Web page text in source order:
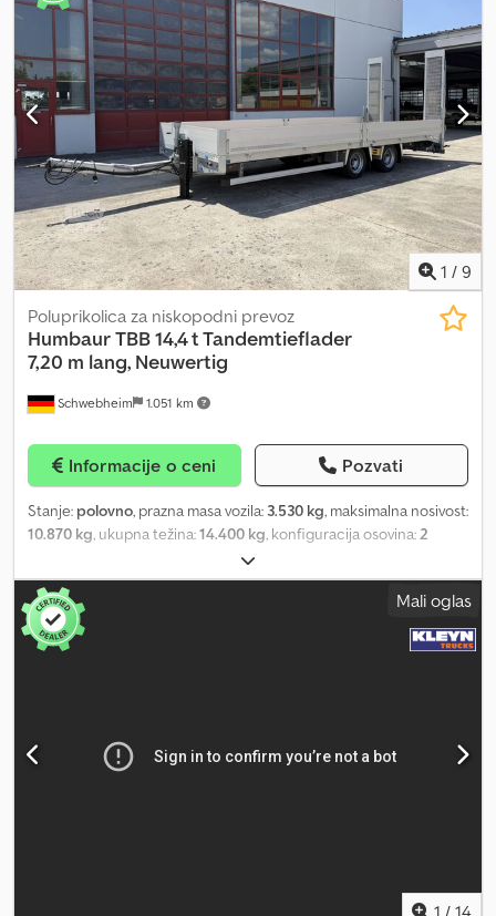
1 / 9
Schwebheim 1.051 km
Poluprikolica za niskopodni prevoz
HumbaurTBB 14,4 t Tandemtieflader
7,20 m lang, Neuwertig
Informacije o ceni Pozvati
Stanje: polovno, prazna masa vozila: 3.530 kg, maksimalna nosivost:
10.870 kg, ukupna težina:14.400 kg, konfiguracija osovina:2
10/2025, sledeća inspekcija (TÜV):
10/2026, dužina tovarnog prostora:7.200 mm, širina utovarnog
prostora:
205/65R17,5 129/127J
, dimenzija
prednje gume:
, dimenzija zadnje gume:
pričvršćivanje, -- greške u štampi, pogreške i izmene su moguće,
ilustrativne slike --, više podataka na: !, Više detalja: ! Csdpfx Aaozr
Mali oglas